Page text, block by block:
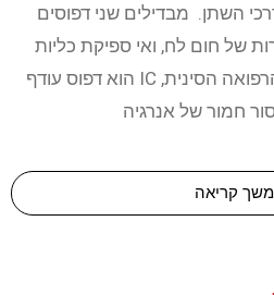
השתן. מבדילים שני דפוסים
של חום לח, ואי ספיקת כליות
וטחול. מנקודת מבט של הרפואה הסינית, IC הוא דפוס עודף
חמור של אנרגיה
קריאה